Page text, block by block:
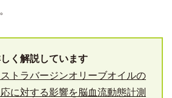
く解説しています
ストラバージンオリーブオイルの
に対する影響を脳血流動態計測